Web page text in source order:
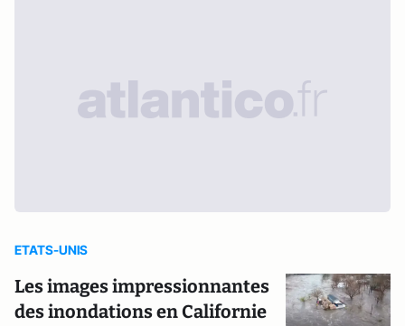
ETATS-UNIS
Les images impressionnantes
des inondations en Californie